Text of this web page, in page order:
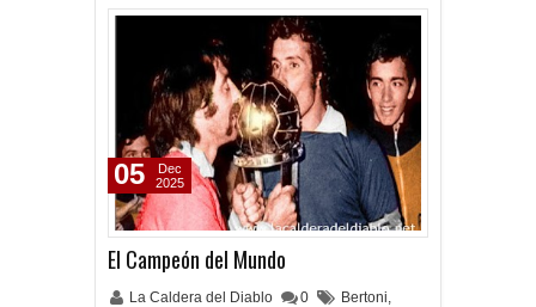
El Campeón del Mundo
La Caldera del Diablo 0 Bertoni,
05
Dec
2025